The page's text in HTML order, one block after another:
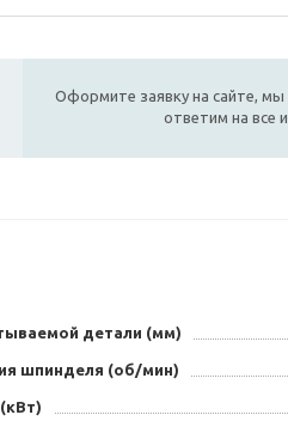
Оформите заявку на сайте,
ответим на все
детали (мм)
шпинделя (об/мин)